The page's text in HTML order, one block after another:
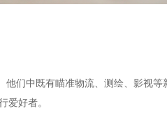
他们中既有瞄准物流、测绘、影视等
爱好者。